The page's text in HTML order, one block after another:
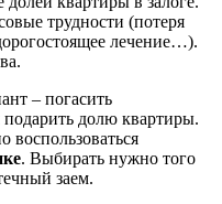
трудности (потеря
лечение…).
– погасить
подарить долю квартиры.
воспользоваться
. Выбирать нужно того
заем.